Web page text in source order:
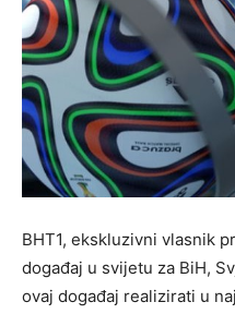
BHT1, ekskluzivni vlasnik
događaj u svijetu za BiH,
ovaj događaj realizirati u